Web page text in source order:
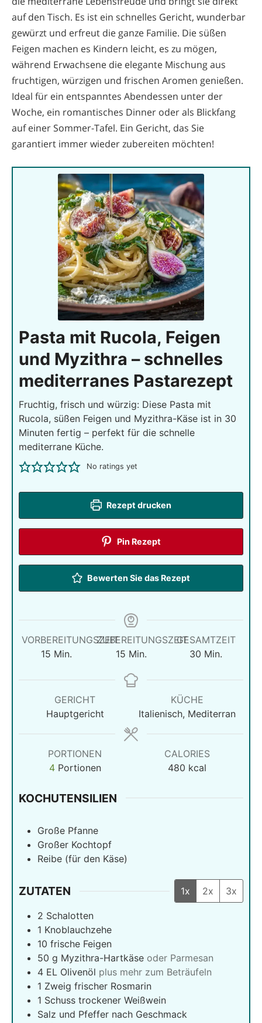
auf den Tisch. Es ist ein schnelles Gericht, wunderbar
gewürzt und erfreut die ganze Familie. Die süßen
Feigen machen es Kindern leicht, es zu mögen,
während Erwachsene die elegante Mischung aus
fruchtigen, würzigen und frischen Aromen genießen.
Ideal für ein entspanntes Abendessen unter der
Woche, ein romantisches Dinner oder als Blickfang
auf einer Sommer-Tafel. Ein Gericht, das Sie
garantiert immer wieder zubereiten möchten!
Pasta mit Rucola, Feigen
und Myzithra – schnelles
mediterranes Pastarezept
Fruchtig, frisch und würzig: Diese Pasta mit
Rucola, süßen Feigen und Myzithra-Käse ist in 30
Minuten fertig – perfekt für die schnelle
mediterrane Küche.
No ratings yet
Rezept drucken
Pin Rezept
Bewerten Sie das Rezept
VORBEREITUNGSZEIT
15Minuten
Min.
ZUBEREITUNGSZEIT
15Minuten
Min.
GESAMTZEIT
30 Minuten
Min.
GERICHT
Hauptgericht
KÜCHE
Italienisch, Mediterran
PORTIONEN
4 Portionen
CALORIES
480 kcal
KOCHUTENSILIEN
Große Pfanne
Großer Kochtopf
Reibe (für den Käse)
ZUTATEN 1x 2x 3x
2 Schalotten
1 Knoblauchzehe
10 frische Feigen
50 g Myzithra-Hartkäse oder Parmesan
4 EL Olivenöl plus mehr zum Beträufeln
1 Zweig frischer Rosmarin
1 Schuss trockener Weißwein
Salz und Pfeffer nach Geschmack